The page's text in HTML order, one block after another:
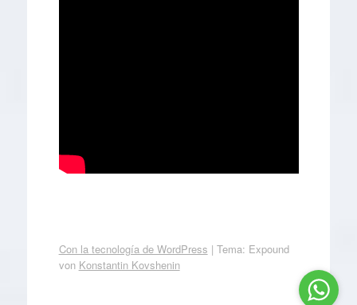
Con la tecnología de WordPress | Tema: Expound
von Konstantin Kovshenin